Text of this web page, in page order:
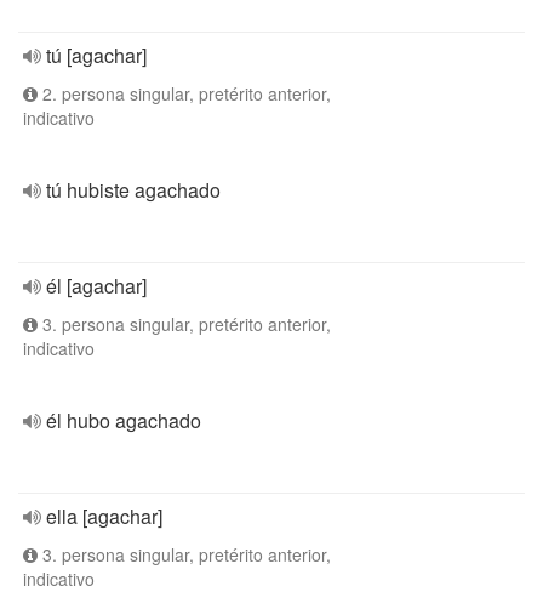
tú [agachar]
2. persona singular, pretérito anterior,
indicativo
tú hubiste agachado
él [agachar]
3. persona singular, pretérito anterior,
indicativo
él hubo agachado
ella [agachar]
3. persona singular, pretérito anterior,
indicativo